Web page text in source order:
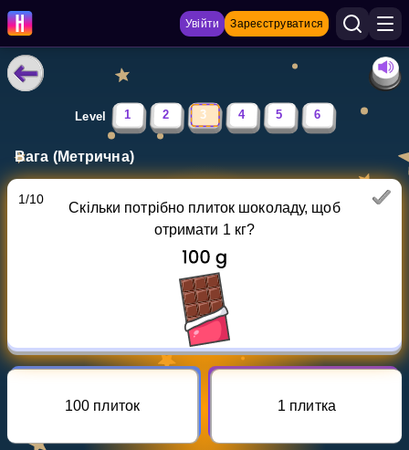
Увійти Зареєструватися
НАВЧАЛЬНІ МАТЕРІАЛИ
Curriculum
Показати більше
НАВЧАЛЬНИЙ ПЛАН
Level 1 2 3 4 5 6
Вага (Метрична)
1/10
Скільки потрібно плиток шоколаду, щоб
отримати 1 кг?
100 плиток 1 плитка